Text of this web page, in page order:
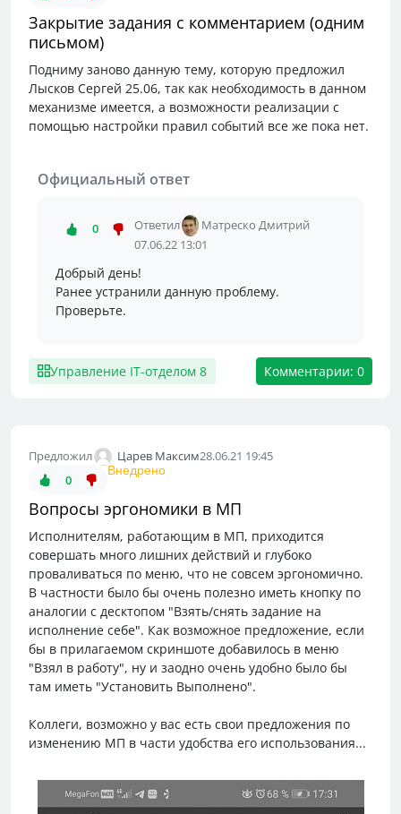
Закрытие задания с комментарием (одним
письмом)
Подниму заново данную тему, которую предложил
Лысков Сергей 25.06, так как необходимость в данном
механизме имеется, а возможности реализации с
помощью настройки правил событий все же пока нет.
Официальный ответ
0 Ответил
Матреско Дмитрий
07.06.22 13:01
Добрый день!
Ранее устранили данную проблему.
Проверьте.
Управление IT-отделом 8 Комментарии: 0
Предложил Царев Максим28.06.21 19:45
0
Внедрено
Вопросы эргономики в МП
Исполнителям, работающим в МП, приходится
совершать много лишних действий и глубоко
проваливаться по меню, что не совсем эргономично.
В частности было бы очень полезно иметь кнопку по
аналогии с десктопом "Взять/снять задание на
исполнение себе". Как возможное предложение, если
бы в прилагаемом скриншоте добавилось в меню
"Взял в работу", ну и заодно очень удобно было бы
там иметь "Установить Выполнено".
Коллеги, возможно у вас есть свои предложения по
изменению МП в части удобства его использования...